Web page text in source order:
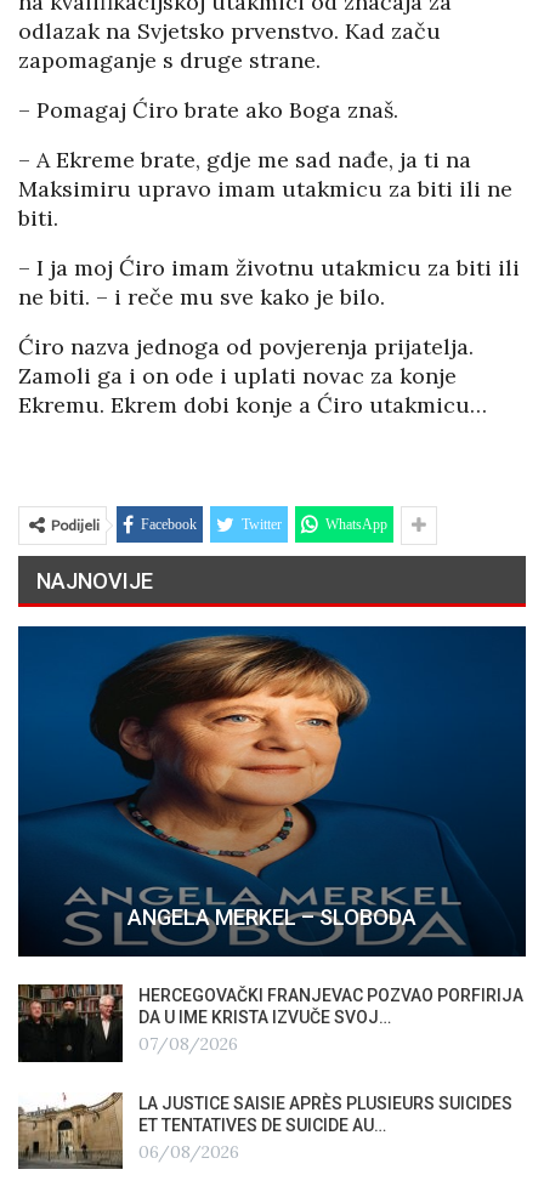
odlazak na Svjetsko prvenstvo. Kad začu
zapomaganje s druge strane.
– Pomagaj Ćiro brate ako Boga znaš.
– A Ekreme brate, gdje me sad nađe, ja ti na
Maksimiru upravo imam utakmicu za biti ili ne
biti.
– I ja moj Ćiro imam životnu utakmicu za biti ili
ne biti. – i reče mu sve kako je bilo.
Ćiro nazva jednoga od povjerenja prijatelja.
Zamoli ga i on ode i uplati novac za konje
Ekremu. Ekrem dobi konje a Ćiro utakmicu…
Podijeli Facebook Twitter WhatsApp
NAJNOVIJE
ANGELA MERKEL – SLOBODA
HERCEGOVAČKI FRANJEVAC POZVAO PORFIRIJA
DA U IME KRISTA IZVUČE SVOJ…
07/08/2026
LA JUSTICE SAISIE APRÈS PLUSIEURS SUICIDES
ET TENTATIVES DE SUICIDE AU…
06/08/2026